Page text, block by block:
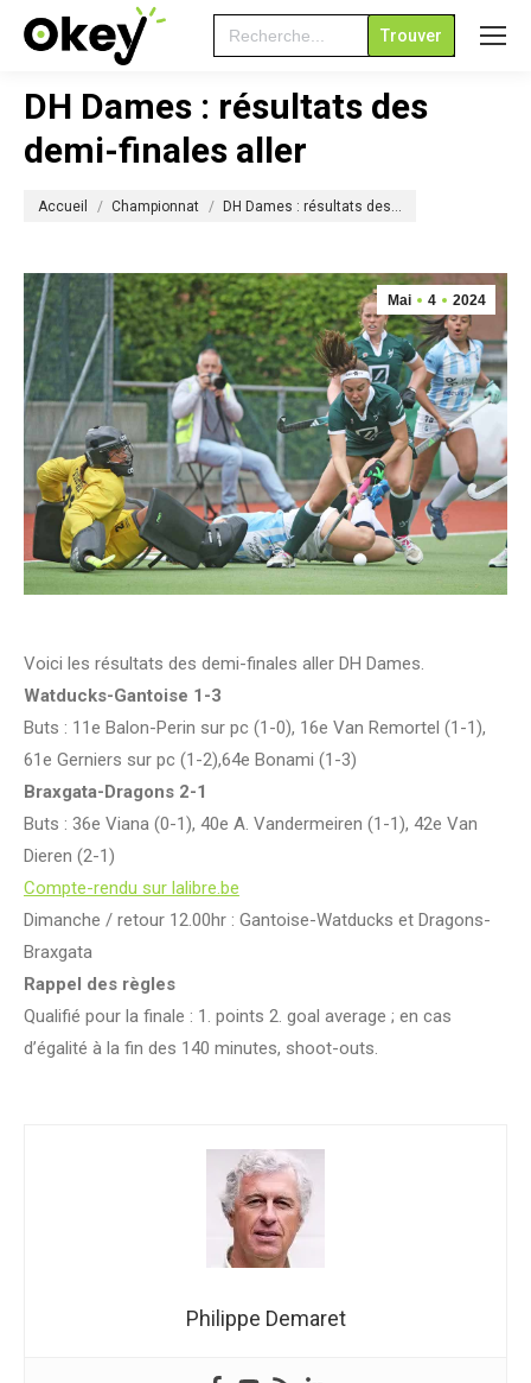
Search
for:
DH Dames : résultats des
demi-finales aller
Accueil Championnat DH Dames : résultats des…
Mai 4 2024
Voici les résultats des demi-finales aller DH Dames.
Watducks-Gantoise 1-3
Buts : 11e Balon-Perin sur pc (1-0), 16e Van Remortel (1-1),
61e Gerniers sur pc (1-2),64e Bonami (1-3)
Braxgata-Dragons 2-1
Buts : 36e Viana (0-1), 40e A. Vandermeiren (1-1), 42e Van
Dieren (2-1)
Compte-rendu sur lalibre.be
Dimanche / retour 12.00hr : Gantoise-Watducks et Dragons-
Braxgata
Rappel des règles
Qualifié pour la finale : 1. points 2. goal average ; en cas
d’égalité à la fin des 140 minutes, shoot-outs.
Philippe Demaret